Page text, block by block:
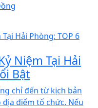
Niệm Tại Hải
Bật
chỉ đến từ kịch bản
điểm tổ chức. Nếu